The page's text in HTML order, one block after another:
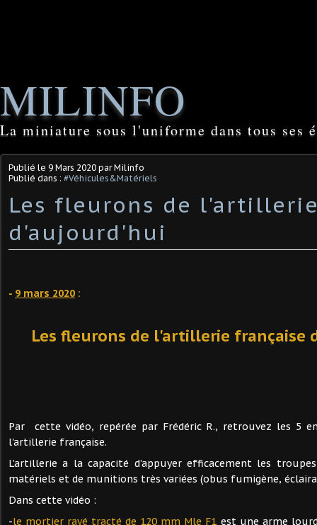
MILINFO
La miniature sous l'uniforme dans tous ses
Publié le 9 Mars 2020 par Milinfo
Publié dans : #Véhicules&Matériels
Les fleurons de
d'aujourd'hui
- 9 mars 2020 :
Les fleurons de l'artillerie française
Par cette vidéo, repérée par Frédéric R., retrouvez les 5
l'artillerie française.
L’artillerie a la capacité d’appuyer efficacement les
matériels et de munitions très variées (obus fumigène,
Dans cette vidéo :
-le mortier rayé tracté de 120 mm Mle F1 est une arme